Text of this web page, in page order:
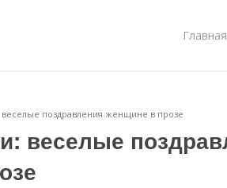
Главная
поздравления женщине в прозе
веселые